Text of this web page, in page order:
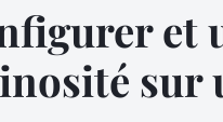
et
sur